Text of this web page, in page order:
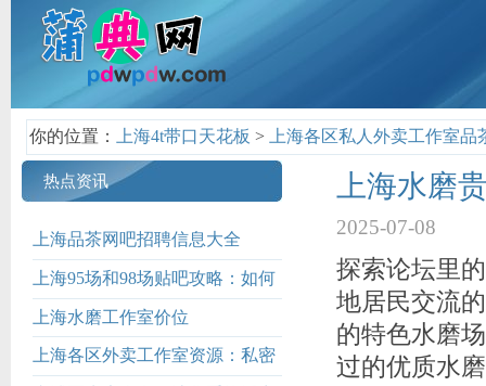
你的位置： 上海4t带口天花板 > 上海各区私人外卖工作室品
热点资讯
上海品茶网吧招聘信息大全
上海95场和98场贴吧攻略：如何
快速找到优质茶馆_401
上海水磨工作室价位
上海各区外卖工作室资源：私密
上海水磨
2025-07-08
探索论坛里
地居民交流
的特色水磨
过的优质水